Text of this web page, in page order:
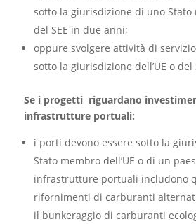
sotto la giurisdizione di uno Stato
del SEE in due anni;
oppure svolgere attività di
sotto la giurisdizione dell’UE o del
Se i progetti riguardano
infrastrutture portuali:
i porti devono essere sotto la
Stato membro dell’UE o di un
infrastrutture portuali includono
rifornimenti di carburanti
il bunkeraggio di carburanti